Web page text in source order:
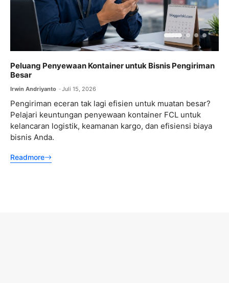
Peluang Penyewaan Kontainer untuk Bisnis Pengiriman
Besar
Irwin Andriyanto Juli 15, 2026
Pengiriman eceran tak lagi efisien untuk muatan besar?
Pelajari keuntungan penyewaan kontainer FCL untuk
kelancaran logistik, keamanan kargo, dan efisiensi biaya
bisnis Anda.
Readmore